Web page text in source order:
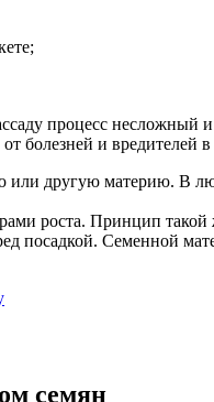
процесс несложный
болезней и
другую материю. В
роста. Принцип
посадкой. Семенной
семян